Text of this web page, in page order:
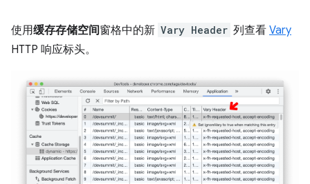
使用缓存存储空间窗格中的新 Vary Header 列查看 Vary
HTTP 响应标头。